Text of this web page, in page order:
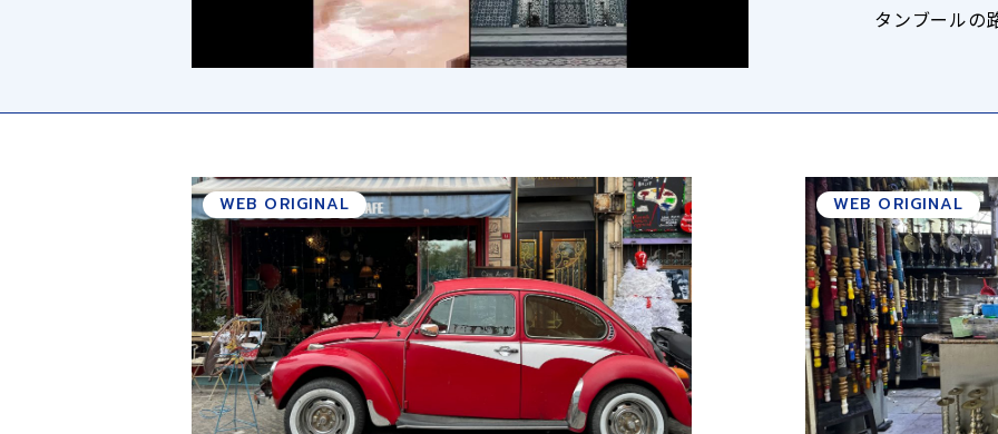
l
a
y
V
WEB ORIGINAL WEB ORIGINAL